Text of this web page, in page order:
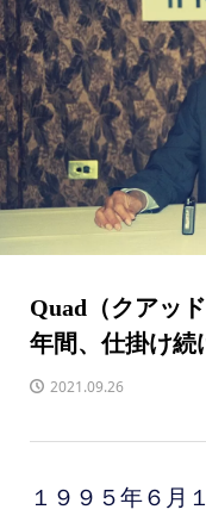
Quad（クアッ
年間、仕掛け続
2021.09.26
１９９５年６月